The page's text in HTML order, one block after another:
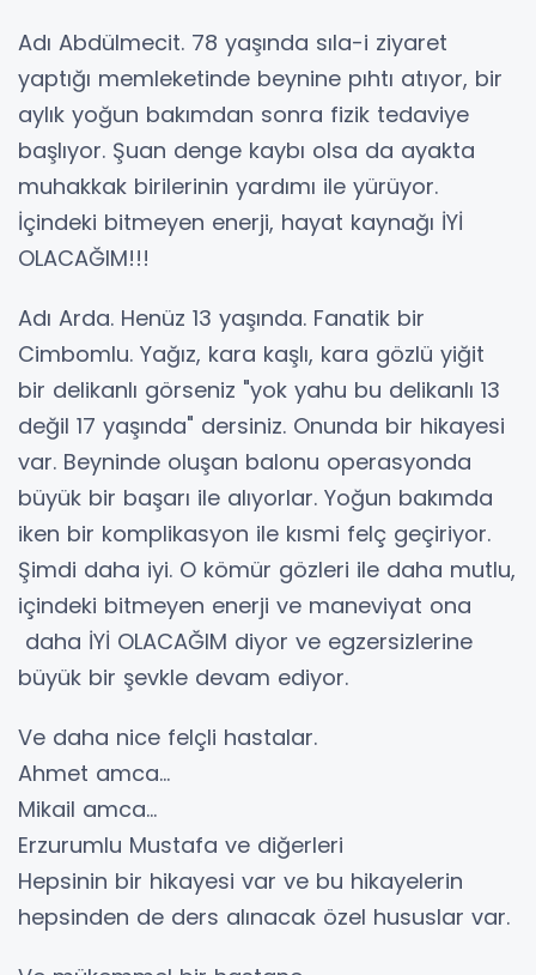
Adı Abdülmecit. 78 yaşında sıla-i ziyaret
yaptığı memleketinde beynine pıhtı atıyor, bir
aylık yoğun bakımdan sonra fizik tedaviye
başlıyor. Şuan denge kaybı olsa da ayakta
muhakkak birilerinin yardımı ile yürüyor.
İçindeki bitmeyen enerji, hayat kaynağı İYİ
OLACAĞIM!!!
Adı Arda. Henüz 13 yaşında. Fanatik bir
Cimbomlu. Yağız, kara kaşlı, kara gözlü yiğit
bir delikanlı görseniz "yok yahu bu delikanlı 13
değil 17 yaşında" dersiniz. Onunda bir hikayesi
var. Beyninde oluşan balonu operasyonda
büyük bir başarı ile alıyorlar. Yoğun bakımda
iken bir komplikasyon ile kısmi felç geçiriyor.
Şimdi daha iyi. O kömür gözleri ile daha mutlu,
içindeki bitmeyen enerji ve maneviyat ona
daha İYİ OLACAĞIM diyor ve egzersizlerine
büyük bir şevkle devam ediyor.
Ve daha nice felçli hastalar.
Ahmet amca...
Mikail amca...
Erzurumlu Mustafa ve diğerleri
Hepsinin bir hikayesi var ve bu hikayelerin
hepsinden de ders alınacak özel hususlar var.